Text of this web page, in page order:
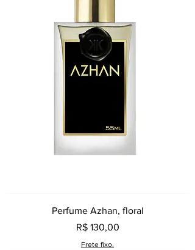
Perfume Azhan, floral
Preço
R$ 130,00
Frete fixo.